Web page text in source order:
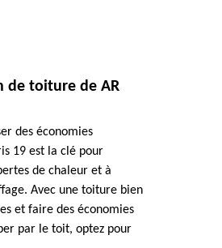
de toiture de AR
des économies
19 est la clé pour
de chaleur et à
Avec une toiture bien
et faire des économies
par le toit, optez pour